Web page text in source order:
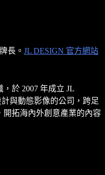
長。 JL DESIGN 官方網站
於 2007 年成立 JL
與動態影像的公司，跨足
開拓海內外創意產業的內容